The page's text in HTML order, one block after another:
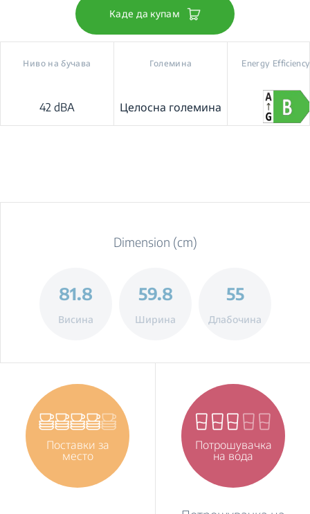
Каде да купам
Ниво на бучава
42 dBA
Големина
Целосна големина
Energy
Dimension (cm)
81.8
Висина
59.8
Ширина
55
Длабочина
Поставки за
место
Потрошувачка
на вода